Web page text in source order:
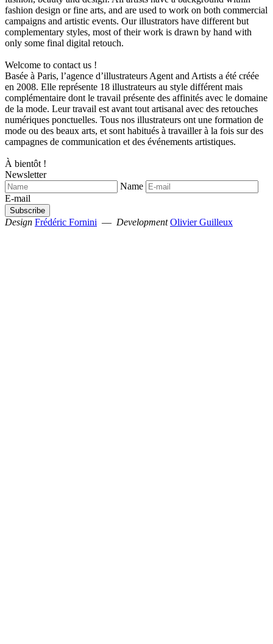
fashion design or fine arts, and are used to work on both commercial
campaigns and artistic events. Our illustrators have different but
complementary styles, most of their work is drawn by hand with
only some final digital retouch.
Welcome to contact us !
Basée à Paris, l’agence d’illustrateurs Agent and Artists a été créée
en 2008. Elle représente 18 illustrateurs au style différent mais
complémentaire dont le travail présente des affinités avec le domaine
de la mode. Leur travail est avant tout artisanal avec des retouches
numériques ponctuelles. Tous nos illustrateurs ont une formation de
mode ou des beaux arts, et sont habitués à travailler à la fois sur des
campagnes de communication et des événements artistiques.
À bientôt !
Newsletter
Name
E-mail
Design Frédéric Fornini — Development Olivier Guilleux